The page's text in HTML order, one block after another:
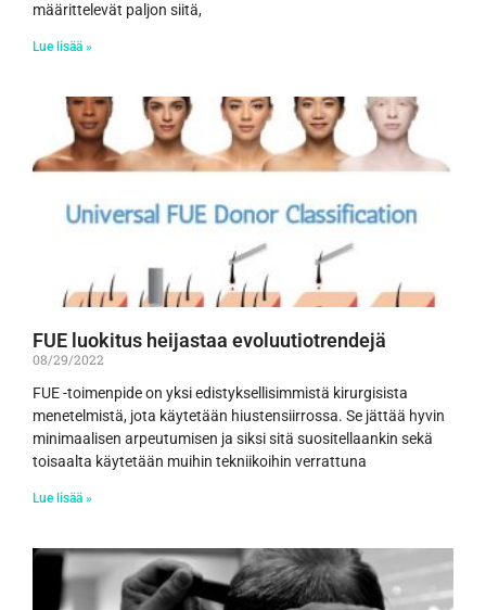
määrittelevät paljon siitä,
Lue lisää »
FUE luokitus heijastaa evoluutiotrendejä
08/29/2022
FUE -toimenpide on yksi edistyksellisimmistä kirurgisista
menetelmistä, jota käytetään hiustensiirrossa. Se jättää hyvin
minimaalisen arpeutumisen ja siksi sitä suositellaankin sekä
toisaalta käytetään muihin tekniikoihin verrattuna
Lue lisää »